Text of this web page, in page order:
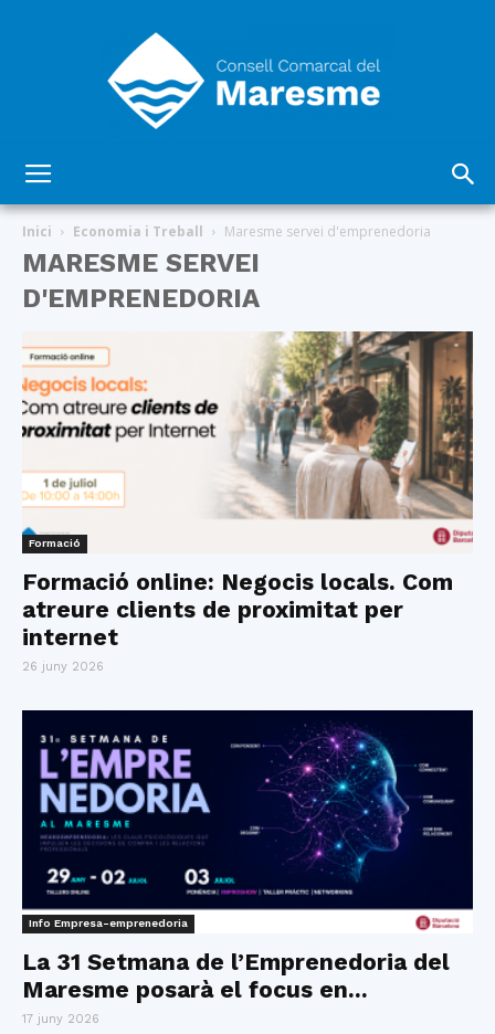
Comarcal
del
Maresme
Inici Economia i Treball Maresme servei d'emprenedoria
MARESME SERVEI
D'EMPRENEDORIA
Formació
Formació online: Negocis locals. Com
atreure clients de proximitat per
internet
26 juny 2026
Info Empresa-emprenedoria
La 31 Setmana de l’Emprenedoria del
Maresme posarà el focus en...
17 juny 2026